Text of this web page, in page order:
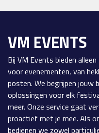
VM EVENTS
Bij VM Events bieden
voor evenementen, van
posten. We begrijpen jouw
oplossingen voor elk
meer. Onze service gaat
proactief met je mee. Als
bedienen we zowel